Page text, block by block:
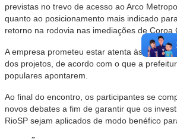
previstas no trevo de acesso ao Arco
quanto ao posicionamento mais indicado
retorno na rodovia nas imediações de Coroa
A empresa prometeu estar atenta às
dos projetos, de acordo com o que a
populares apontarem.
Ao final do encontro, os participantes se
novos debates a fim de garantir que os
RioSP sejam aplicados de modo benéfico